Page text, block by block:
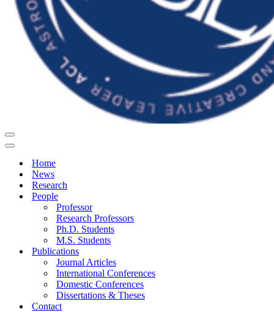
Navigation
Menu
Navigation
Home
News
Research
People
Professor
Research Professors
Ph.D. Students
M.S. Students
Publications
Journal Articles
International Conferences
Domestic Conferences
Dissertations & Theses
Contact